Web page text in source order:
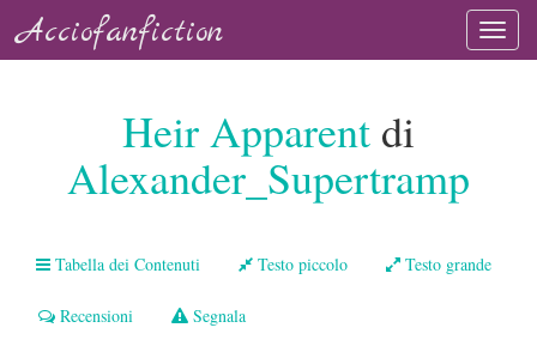
Acciofanfiction
Heir Apparent di
Alexander_Supertramp
Tabella dei Contenuti Testo piccolo Testo grande
Recensioni Segnala